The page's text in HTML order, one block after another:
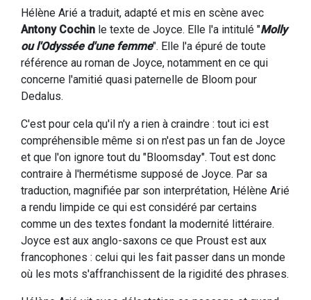
Hélène Arié a traduit, adapté et mis en scène avec
Antony Cochin le texte de Joyce. Elle l'a intitulé "Molly
ou l'Odyssée d'une femme". Elle l'a épuré de toute
référence au roman de Joyce, notamment en ce qui
concerne l'amitié quasi paternelle de Bloom pour
Dedalus.
C'est pour cela qu'il n'y a rien à craindre : tout ici est
compréhensible même si on n'est pas un fan de Joyce
et que l'on ignore tout du "Bloomsday". Tout est donc
contraire à l'hermétisme supposé de Joyce. Par sa
traduction, magnifiée par son interprétation, Hélène Arié
a rendu limpide ce qui est considéré par certains
comme un des textes fondant la modernité littéraire.
Joyce est aux anglo-saxons ce que Proust est aux
francophones : celui qui les fait passer dans un monde
où les mots s'affranchissent de la rigidité des phrases.